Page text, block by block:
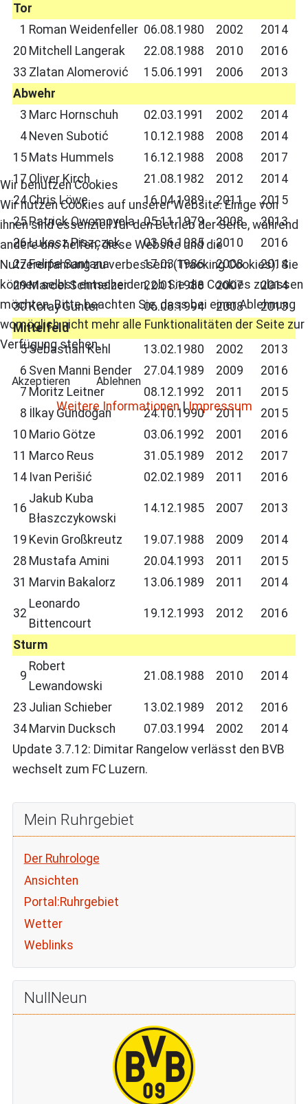
Tor
1 Roman Weidenfeller 06.08.1980 2002
2014
20 Mitchell Langerak 22.08.1988 2010
2016
33 Zlatan Alomerović 15.06.1991 2006
2013
Abwehr
3 Marc Hornschuh 02.03.1991 2002
2014
4 Neven Subotić 10.12.1988 2008
2014
15 Mats Hummels 16.12.1988 2008
2017
17 Oliver Kirch 21.08.1982 2012
2014
24Chris Löwe 16.04.1989 2011
2015
25 Patrick Owomoyela 05.11.1979 2008
2013
26Łukasz Piszczek 03.06.1985 2010
2016
27Felipe Santana 17.03.1986 2008
2014
29Marcel Schmelzer 22.01.1988 2007
2014
30Koray Günter 06.08.1994 2008
2013
Mittelfeld
5Sebastian Kehl 13.02.1980 2002
2013
6 Sven Manni Bender 27.04.1989 2009
2016
7 Moritz Leitner 08.12.1992 2011
2015
8 İlkay Gündoğan 24.10.1990 2011
2015
10 Mario Götze 03.06.1992 2001
2016
11 Marco Reus 31.05.1989 2012
2017
14 Ivan Perišić 02.02.1989 2011 2016
16
Jakub Kuba
Błaszczykowski
14.12.1985 2007 2013
19 Kevin Großkreutz 19.07.1988 2009
2014
28 Mustafa Amini 20.04.1993 2011
2015
31 Marvin Bakalorz 13.06.1989 2011 2014
32
Leonardo
Bittencourt
19.12.1993 2012 2016
Sturm
9
Robert
Lewandowski
21.08.1988 2010 2014
23 Julian Schieber 13.02.1989 2012
2016
34 Marvin Ducksch 07.03.1994 2002
2014
Update 3.7.12: Dimitar Rangelow verlässt den BVB
wechselt zum FC Luzern.
Mein Ruhrgebiet
Der Ruhrologe
Ansichten
Portal:Ruhrgebiet
Wetter
Weblinks
NullNeun
Wir benutzen Cookies
Wir nutzen Cookies auf unserer Website. Einige von
ihnen sind essenziell für den Betrieb der Seite, während
andere uns helfen, diese Website und die
Nutzererfahrung zu verbessern (Tracking Cookies). Sie
können selbst entscheiden, ob Sie die Cookies zulassen
möchten. Bitte beachten Sie, dass bei einer Ablehnung
womöglich nicht mehr alle Funktionalitäten der Seite zur
Verfügung stehen.
Akzeptieren Ablehnen
Weitere Informationen|Impressum